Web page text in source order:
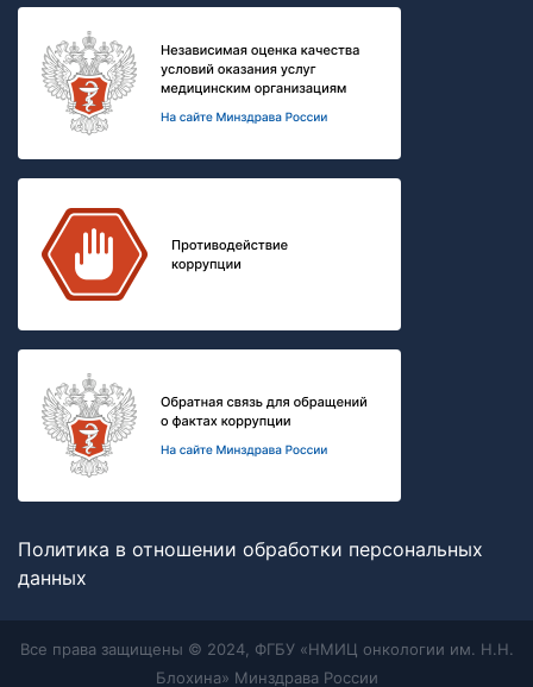
Политика в отношении обработки персональных
данных
Все права защищены © 2024, ФГБУ «НМИЦ онкологии им. Н.Н.
Блохина» Минздрава России